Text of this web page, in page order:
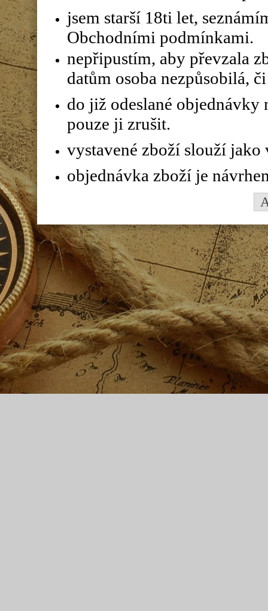
jsem starší 18ti let,
Obchodními podmínkami.
nepřipustím, aby převzala
datům osoba nezpůsobilá,
do již odeslané objednávky
pouze ji zrušit.
vystavené zboží slouží
objednávka zboží je